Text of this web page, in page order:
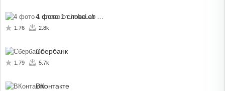
4 фото 1 слово от imbaLab
1.76 2.8k
Сбербанк
1.79 5.7k
ВКонтакте